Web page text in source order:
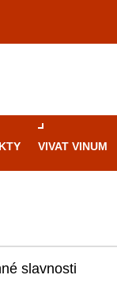
VIVAT VINUM
slavnosti